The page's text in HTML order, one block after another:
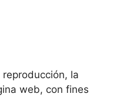
la
web, con fines